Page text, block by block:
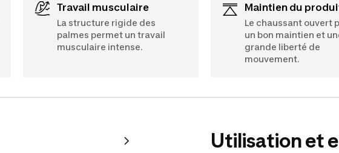
Travail musculaire
La structure rigide des
palmes permet un travail
musculaire intense.
Maintien du
Le chaussant ouvert
un bon maintien et
grande liberté de
mouvement.
Utilisation et